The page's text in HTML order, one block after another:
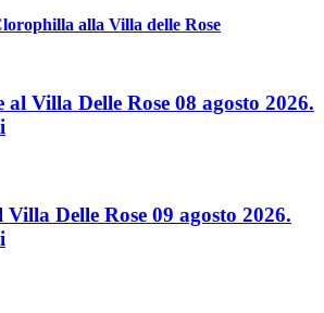
alla Villa delle Rose
Villa Delle Rose 08 agosto 2026.
Delle Rose 09 agosto 2026.